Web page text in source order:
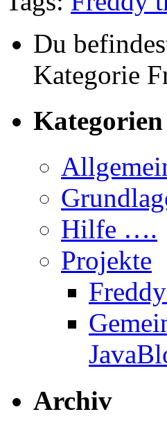
Du
Kategorie
Kategorien
Hilfe ….
Projekte
Archiv